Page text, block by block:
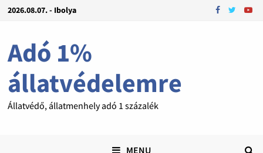
2026.08.07. - Ibolya
Adó 1%
állatvédelemre
Állatvédő, állatmenhely adó 1 százalék
MENU